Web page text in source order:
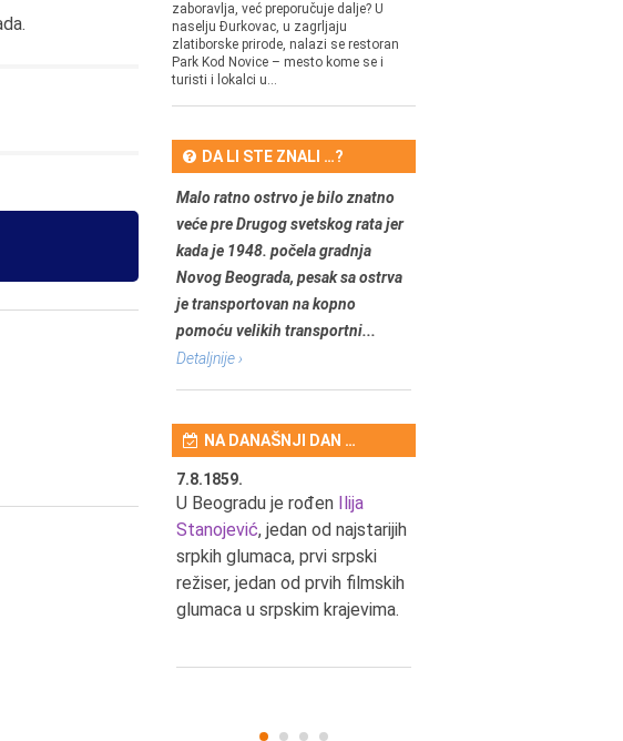
zaboravlja, već preporučuje dalje? U
naselju Đurkovac, u zagrljaju
zlatiborske prirode, nalazi se restoran
Park Kod Novice – mesto kome se i
turisti i lokalci u...
DA LI STE ZNALI …?
Malo ratno ostrvo je bilo znatno
veće pre Drugog svetskog rata jer
kada je 1948. počela gradnja
Novog Beograda, pesak sa ostrva
je transportovan na kopno
pomoću velikih transportni...
Detaljnije ›
NA DANAŠNJI DAN …
je Đurđija Cvetić,
7.8.1859.
U Beogradu je rođen Ilija
Stanojević, jedan od najstarijih
srpkih glumaca, prvi srpski
režiser, jedan od prvih filmskih
glumaca u srpskim krajevima.